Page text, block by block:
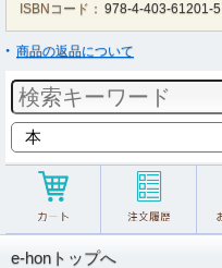
ISBNコード： 978-4-403-61201-5
商品の返品について
e-honトップへ